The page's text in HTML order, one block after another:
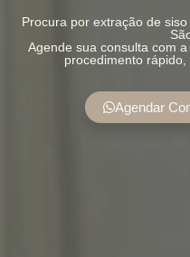
Procura por extração de
Agende sua consulta com
procedimento
Agendar